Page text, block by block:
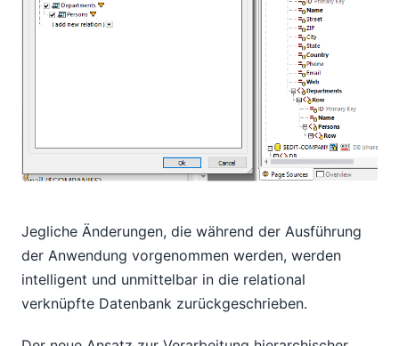
Jegliche Änderungen, die während der Ausführung
der Anwendung vorgenommen werden, werden
intelligent und unmittelbar in die relational
verknüpfte Datenbank zurückgeschrieben.